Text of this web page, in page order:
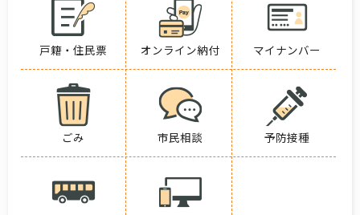
戸籍・住民票 オンライン納付 マイナンバー
ごみ 市民相談 予防接種